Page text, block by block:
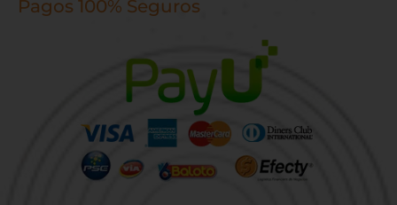
Pagos 100% Seguros